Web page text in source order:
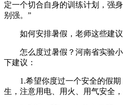
定一个切合自身的训练计划，强
别强。”
如何安排暑假，老师这些建议
怎么度过暑假？河南省实验小
下建议：
1.希望你度过一个安全的假期
生，注意用电、用火、用气安全